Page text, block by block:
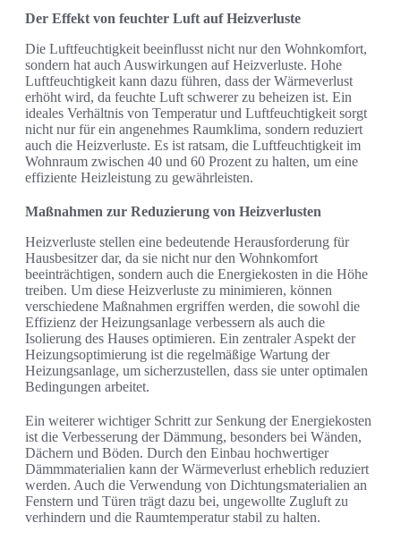
Der Effekt von feuchter Luft auf Heizverluste
Die Luftfeuchtigkeit beeinflusst nicht nur den Wohnkomfort,
sondern hat auch Auswirkungen auf Heizverluste. Hohe
Luftfeuchtigkeit kann dazu führen, dass der Wärmeverlust
erhöht wird, da feuchte Luft schwerer zu beheizen ist. Ein
ideales Verhältnis von Temperatur und Luftfeuchtigkeit sorgt
nicht nur für ein angenehmes Raumklima, sondern reduziert
auch die Heizverluste. Es ist ratsam, die Luftfeuchtigkeit im
Wohnraum zwischen 40 und 60 Prozent zu halten, um eine
effiziente Heizleistung zu gewährleisten.
Maßnahmen zur Reduzierung von Heizverlusten
Heizverluste stellen eine bedeutende Herausforderung für
Hausbesitzer dar, da sie nicht nur den Wohnkomfort
beeinträchtigen, sondern auch die Energiekosten in die Höhe
treiben. Um diese Heizverluste zu minimieren, können
verschiedene Maßnahmen ergriffen werden, die sowohl die
Effizienz der Heizungsanlage verbessern als auch die
Isolierung des Hauses optimieren. Ein zentraler Aspekt der
Heizungsoptimierung ist die regelmäßige Wartung der
Heizungsanlage, um sicherzustellen, dass sie unter optimalen
Bedingungen arbeitet.
Ein weiterer wichtiger Schritt zur Senkung der Energiekosten
ist die Verbesserung der Dämmung, besonders bei Wänden,
Dächern und Böden. Durch den Einbau hochwertiger
Dämmmaterialien kann der Wärmeverlust erheblich reduziert
werden. Auch die Verwendung von Dichtungsmaterialien an
Fenstern und Türen trägt dazu bei, ungewollte Zugluft zu
verhindern und die Raumtemperatur stabil zu halten.